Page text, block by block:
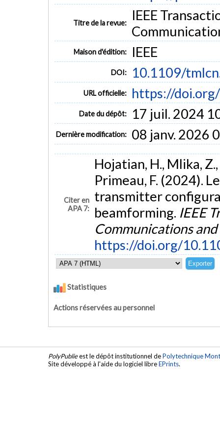
Titre de la revue:
IEEE
Maison d'édition: IEEE
DOI: 10.1109/
URL officielle: https://
Date du dépôt: 17 juil. 2024
Dernière modification: 08 janv. 2026
Citer en
APA 7:
Hojatian, H., Mlika, Z.,
Primeau, F. (2024).
transmitter
beamforming. IEEE
Communications
https://doi.org/
Statistiques
Actions réservées au personnel
PolyPublieest le dépôt institutionnel dePolytechnique
Site développé à l'aide du logiciel libreEPrints.